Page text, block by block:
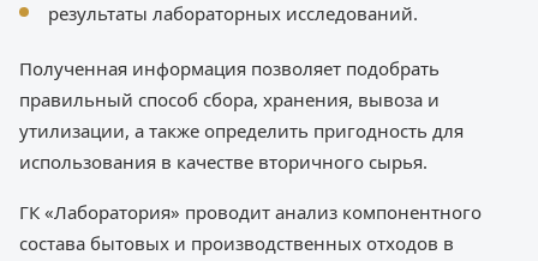
результаты лабораторных исследований.
Полученная информация позволяет подобрать
правильный способ сбора, хранения, вывоза и
утилизации, а также определить пригодность для
использования в качестве вторичного сырья.
ГК «Лаборатория» проводит анализ компонентного
состава бытовых и производственных отходов в